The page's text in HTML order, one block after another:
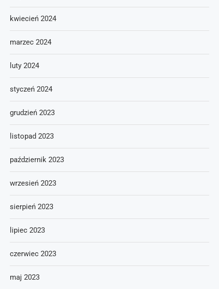
kwiecień 2024
marzec 2024
luty 2024
styczeń 2024
grudzień 2023
listopad 2023
październik 2023
wrzesień 2023
sierpień 2023
lipiec 2023
czerwiec 2023
maj 2023